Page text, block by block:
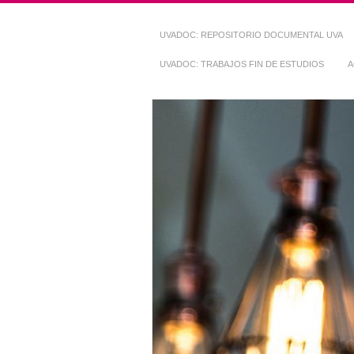
UVADOC: REPOSITORIO DOCUMENTAL UVA
UVADOC: TRABAJOS FIN DE ESTUDIOS
Repositorio
~ UVaDOC